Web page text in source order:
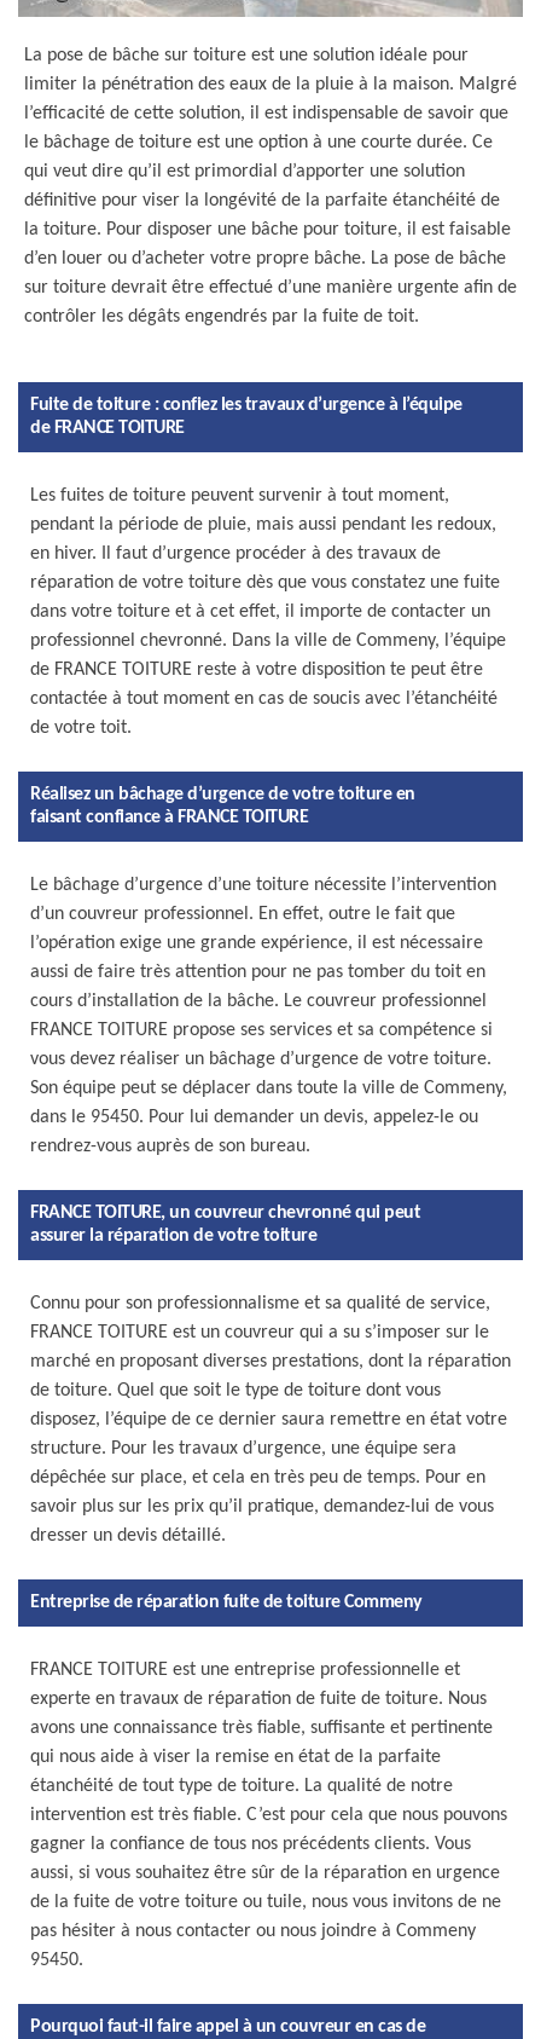
La pose de bâche sur toiture est une solution idéale pour
limiter la pénétration des eaux de la pluie à la maison. Malgré
l’efficacité de cette solution, il est indispensable de savoir que
le bâchage de toiture est une option à une courte durée. Ce
qui veut dire qu’il est primordial d’apporter une solution
définitive pour viser la longévité de la parfaite étanchéité de
la toiture. Pour disposer une bâche pour toiture, il est faisable
d’en louer ou d’acheter votre propre bâche. La pose de bâche
sur toiture devrait être effectué d’une manière urgente afin de
contrôler les dégâts engendrés par la fuite de toit.
Fuite de toiture : confiez les travaux d’urgence à l’équipe
de FRANCE TOITURE
Les fuites de toiture peuvent survenir à tout moment,
pendant la période de pluie, mais aussi pendant les redoux,
en hiver. Il faut d’urgence procéder à des travaux de
réparation de votre toiture dès que vous constatez une fuite
dans votre toiture et à cet effet, il importe de contacter un
professionnel chevronné. Dans la ville de Commeny, l’équipe
de FRANCE TOITURE reste à votre disposition te peut être
contactée à tout moment en cas de soucis avec l’étanchéité
de votre toit.
Réalisez un bâchage d’urgence de votre toiture en
faisant confiance à FRANCE TOITURE
Le bâchage d’urgence d’une toiture nécessite l’intervention
d’un couvreur professionnel. En effet, outre le fait que
l’opération exige une grande expérience, il est nécessaire
aussi de faire très attention pour ne pas tomber du toit en
cours d’installation de la bâche. Le couvreur professionnel
FRANCE TOITURE propose ses services et sa compétence si
vous devez réaliser un bâchage d’urgence de votre toiture.
Son équipe peut se déplacer dans toute la ville de Commeny,
dans le 95450. Pour lui demander un devis, appelez-le ou
rendrez-vous auprès de son bureau.
FRANCE TOITURE, un couvreur chevronné qui peut
assurer la réparation de votre toiture
Connu pour son professionnalisme et sa qualité de service,
FRANCE TOITURE est un couvreur qui a su s’imposer sur le
marché en proposant diverses prestations, dont la réparation
de toiture. Quel que soit le type de toiture dont vous
disposez, l’équipe de ce dernier saura remettre en état votre
structure. Pour les travaux d’urgence, une équipe sera
dépêchée sur place, et cela en très peu de temps. Pour en
savoir plus sur les prix qu’il pratique, demandez-lui de vous
dresser un devis détaillé.
Entreprise de réparation fuite de toiture Commeny
FRANCE TOITURE est une entreprise professionnelle et
experte en travaux de réparation de fuite de toiture. Nous
avons une connaissance très fiable, suffisante et pertinente
qui nous aide à viser la remise en état de la parfaite
étanchéité de tout type de toiture. La qualité de notre
intervention est très fiable. C’est pour cela que nous pouvons
gagner la confiance de tous nos précédents clients. Vous
aussi, si vous souhaitez être sûr de la réparation en urgence
de la fuite de votre toiture ou tuile, nous vous invitons de ne
pas hésiter à nous contacter ou nous joindre à Commeny
95450.
Pourquoi faut-il faire appel à un couvreur en cas de